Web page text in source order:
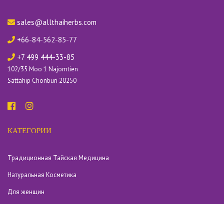
sales@allthaiherbs.com
+66-84-562-85-77
+7 499 444-33-85
102/35 Moo 1 Najomtien
Sattahip Chonburi 20250
КАТЕГОРИИ
Традиционная Тайская Медицина
Натуральная Косметика
Для женщин